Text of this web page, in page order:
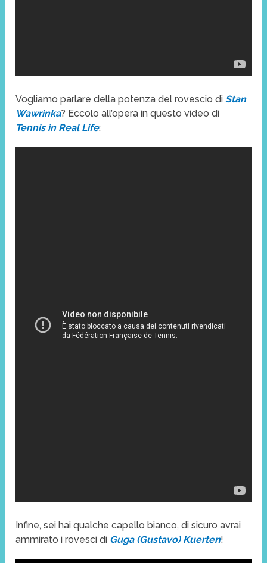
Vogliamo parlare della potenza del rovescio diStan
Wawrinka? Eccolo all’opera in questo video di
Tennis in Real Life:
Infine, sei hai qualche capello bianco, di sicuro avrai
ammirato i rovesci di Guga (Gustavo) Kuerten!